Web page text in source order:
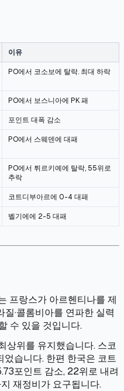
이유
PO에서 코소보에 탈락. 최대 하락
PO에서 보스니아에 PK 패
포인트 대폭 감소
PO에서 스웨덴에 대패
PO에서 튀르키예에 탈락, 55위로
추락
코트디부아르에 0-4 대패
벨기에에 2-5 대패
프랑스가 아르헨티나를 제
·콜롬비아를 연파한 실력
수 있을 것입니다.
상위를 유지했습니다. 스코
습니다. 한편 한국은 코트
포인트 감소, 22위로 내려
재정비가 요구됩니다.